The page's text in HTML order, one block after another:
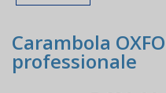
Carambola
professionale